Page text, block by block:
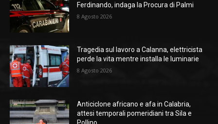
Ferdinando, indaga la Procura di Palmi
8 Agosto 2026
Tragedia sul lavoro a Calanna, elettricista
perde la vita mentre installa le luminarie
8 Agosto 2026
Anticiclone africano e afa in Calabria,
attesi temporali pomeridiani tra Sila e